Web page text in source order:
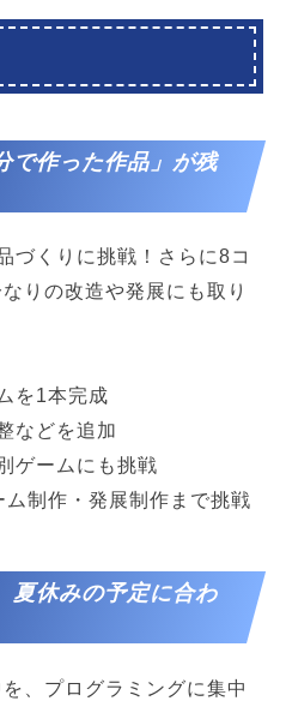
で作った作品」が残
づくりに挑戦！さらに8コ
りの改造や発展にも取り
を1本完成
などを追加
ゲームにも挑戦
制作・発展制作まで挑戦
夏休みの予定に合わ
、プログラミングに集中